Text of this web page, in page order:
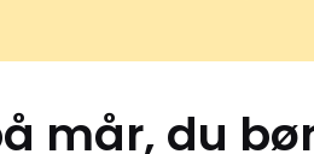
mår, du